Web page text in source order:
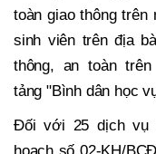
toàn giao thông trên
sinh viên trên địa
thông, an toàn
tảng "Bình dân học
Đối với 25 dịch vụ